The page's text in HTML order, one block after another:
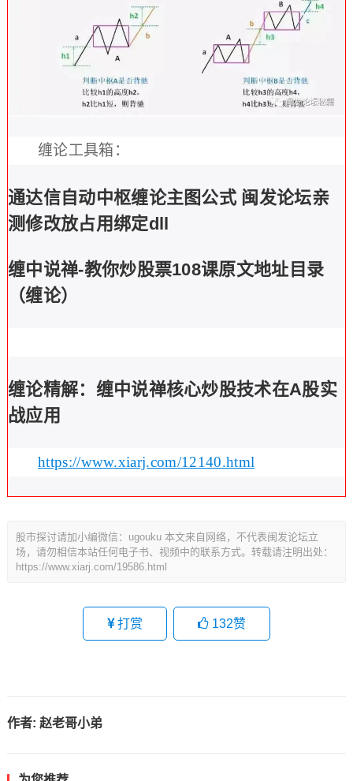
缠论工具箱：
通达信自动中枢缠论主图公式 闽发论坛亲
测修改放占用绑定dll
缠中说禅-教你炒股票108课原文地址目录
（缠论）
缠论精解：缠中说禅核心炒股技术在A股实
战应用
https://www.xiarj.com/12140.html
股市探讨请加小编微信：ugouku 本文来自网络，不代表闽发论坛立
场，请勿相信本站任何电子书、视频中的联系方式。转载请注明出处：
https://www.xiarj.com/19586.html
打赏 132赞
作者: 赵老哥小弟